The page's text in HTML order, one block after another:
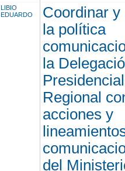
LIBIO
EDUARDO
Coordinar y
la política
la
Presidencial
Regional
acciones y
del